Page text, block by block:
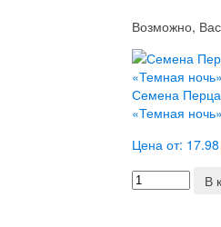
Возможно,
Семена
«Темная ночь»
Цена от:
В